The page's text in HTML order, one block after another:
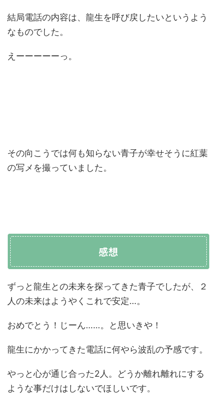
結局電話の内容は、龍生を呼び戻したいというよう
なものでした。
えーーーーーっ。
その向こうでは何も知らない青子が幸せそうに紅葉
の写メを撮っていました。
感想
ずっと龍生との未来を探ってきた青子でしたが、２
人の未来はようやくこれで安定…。
おめでとう！じーん……。と思いきや！
龍生にかかってきた電話に何やら波乱の予感です。
やっと心が通じ合った2人。どうか離れ離れにする
ような事だけはしないでほしいです。